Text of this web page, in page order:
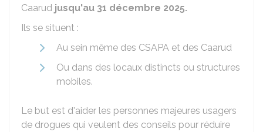
Caarud jusqu'au 31 décembre 2025.
Ils se situent :
Au sein même des CSAPA et des Caarud
Ou dans des locaux distincts ou structures
mobiles.
Le but est d'aider les personnes majeures usagers
de drogues qui veulent des conseils pour réduire